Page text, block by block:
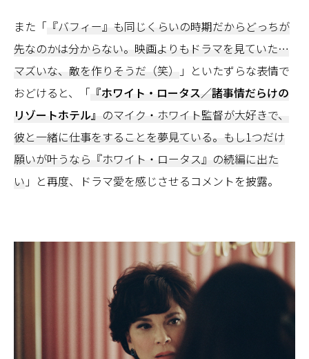
また「 『バフィー』も同じくらいの時期だからどっちが
先なのかは分からない。映画よりもドラマを見ていた…
マズいな、敵を作りそうだ（笑）
」といたずらな表情で
おどけると、「 『ホワイト・ロータス／諸事情だらけの
リゾートホテル』 のマイク・ホワイト監督が大好きで、
彼と一緒に仕事をすることを夢見ている。もし1つだけ
願いが叶うなら『ホワイト・ロータス』の続編に出た
い 」と再度、ドラマ愛を感じさせるコメントを披露。